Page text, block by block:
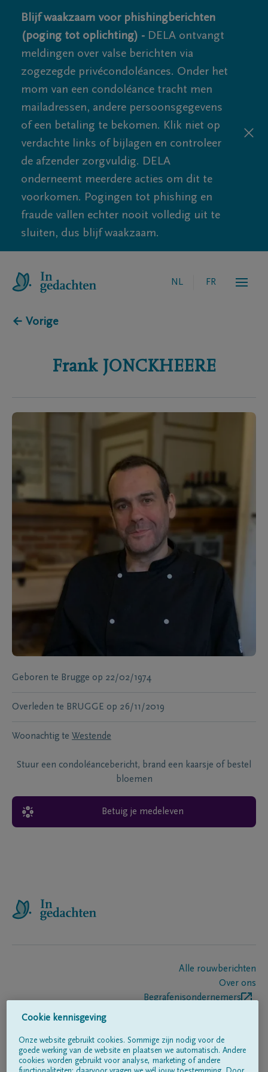
Blijf waakzaam voor phishingberichten
(poging tot oplichting) - DELA ontvangt
meldingen over valse berichten via
zogezegde privécondoléances. Onder het
mom van een condoléance tracht men
mailadressen, andere persoonsgegevens
of een betaling te bekomen. Klik niet op
verdachte links of bijlagen en controleer
de afzender zorgvuldig. DELA
onderneemt meerdere acties om dit te
voorkomen. Pogingen tot phishing en
fraude vallen echter nooit volledig uit te
sluiten, dus blijf waakzaam.
NL FR
← Vorige
Frank JONCKHEERE
Geboren te Brugge op 22/02/1974
Overleden te BRUGGE op 26/11/2019
Woonachtig te Westende
Stuur een condoléancebericht, brand een kaarsje of bestel
bloemen
Betuig je medeleven
Alle rouwberichten
Over ons
Begrafenisondernemers
Volg ons op
Cookie kennisgeving
Onze website gebruikt cookies. Sommige zijn nodig voor de
goede werking van de website en plaatsen we automatisch. Andere
cookies worden gebruikt voor analyse, marketing of andere